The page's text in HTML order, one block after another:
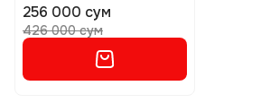
256 000 сум
426 000 сум